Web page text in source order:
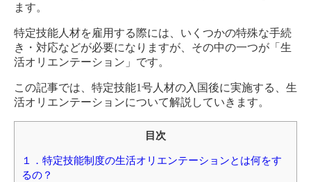
ます。
特定技能人材を雇用する際には、いくつかの特殊な手続
き・対応などが必要になりますが、その中の一つが「生
活オリエンテーション」です。
この記事では、特定技能1号人材の入国後に実施する、生
活オリエンテーションについて解説していきます。
目次
１．特定技能制度の生活オリエンテーションとは何をす
るの？